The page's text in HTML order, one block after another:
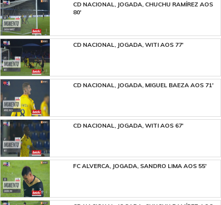
CD NACIONAL, JOGADA, CHUCHU RAMÍREZ AOS
80'
CD NACIONAL, JOGADA, WITI AOS 77'
CD NACIONAL, JOGADA, MIGUEL BAEZA AOS 71'
CD NACIONAL, JOGADA, WITI AOS 67'
FC ALVERCA, JOGADA, SANDRO LIMA AOS 55'